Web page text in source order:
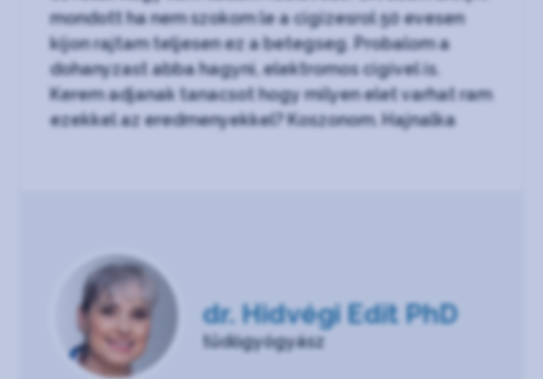
mondott ha nem szokom le a cigizesrol 50 evesen
kijon rajtam teljesen ez a betegseg. Probalom a
dohanyzast abba hagyni, elektromos cigivel is.
Kerem adjanak tanacsot hogy milyen elet varhat ram
ezekkel az eredmenyekkel? Koszonom. Hajnalka
dr. Hidvégi Edit PhD
tüdőgyógyász